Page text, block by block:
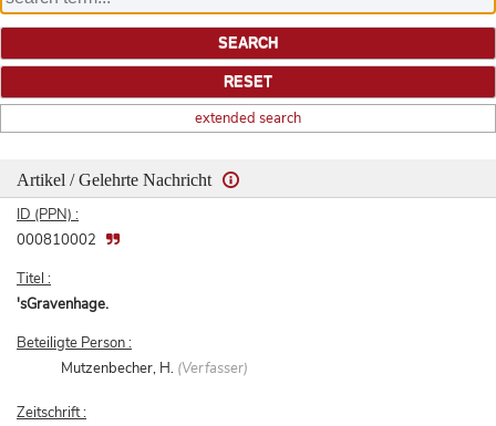
extended search
Artikel / Gelehrte Nachricht
ID (PPN) :
000810002
Titel :
'sGravenhage.
Beteiligte Person :
Mutzenbecher, H. (Verfasser)
Zeitschrift :